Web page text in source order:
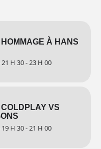
À HANS
21 H 30 - 23 H 00
VS
19 H 30 - 21 H 00